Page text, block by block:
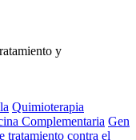
y
Quimioterapia
Complementaria Gen
tratamiento contra el